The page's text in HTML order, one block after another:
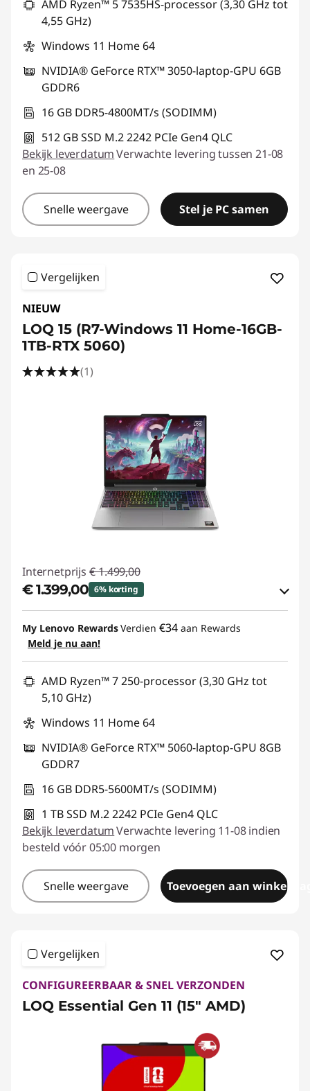
AMD Ryzen™ 5 7535HS-processor (3,30 GHz tot
4,55 GHz)
Windows 11 Home 64
NVIDIA® GeForce RTX™ 3050-laptop-GPU 6GB
GDDR6
16 GB DDR5-4800MT/s (SODIMM)
512 GB SSD M.2 2242 PCIe Gen4 QLC
Bekijk leverdatumVerwachte levering tussen 21-08
en 25-08
Snelle weergave Stel je PC samen
Vergelijken
NIEUW
LOQ 15 (R7-Windows 11 Home-16GB-
1TB-RTX 5060)
(1)
Internetprijs € 1.499,00
€ 1.399,00 6% korting
eCoupon-besparingen :-€ 100,00
eCoupon gebruiken :
My Lenovo RewardsVerdien €34 aan Rewards
Meld je nu aan!
AMD Ryzen™ 7 250-processor (3,30 GHz tot
5,10 GHz)
Windows 11 Home 64
NVIDIA® GeForce RTX™ 5060-laptop-GPU 8GB
GDDR7
16 GB DDR5-5600MT/s (SODIMM)
1 TB SSD M.2 2242 PCIe Gen4 QLC
Bekijk leverdatumVerwachte levering 11-08 indien
besteld vóór 05:00 morgen
Snelle weergave Toevoegen aan
Vergelijken
CONFIGUREERBAAR & SNEL VERZONDEN
LOQ Essential Gen 11 (15" AMD)